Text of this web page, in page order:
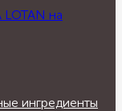
ингредиенты